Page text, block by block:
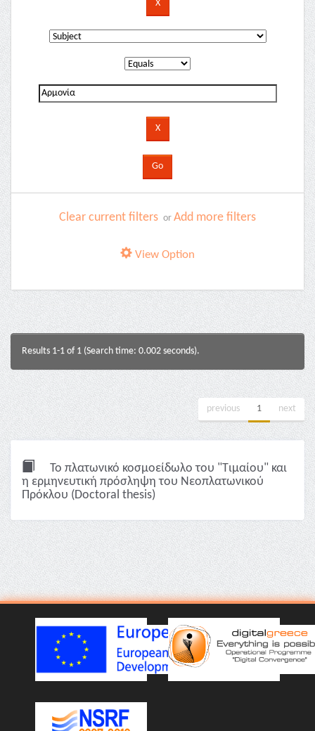
Clear current filters or Add more filters
View Option
Results 1-1 of 1 (Search time: 0.002 seconds).
previous 1 next
Το πλατωνικό κοσμοείδωλο του "Τιμαίου" και
η ερμηνευτική πρόσληψη του Νεοπλατωνικού
Πρόκλου (Doctoral thesis)